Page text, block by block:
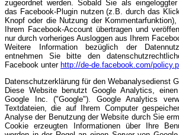
zugeordnet werden. Sobald Sie als
das Facebook-Plugin nutzen (z.B. durch das
Knopf oder die Nutzung der
Ihrem Facebook-Account übertragen und
nur durch vorheriges Ausloggen aus Ihrem
Weitere Information bezüglich der
entnehmen Sie bitte den
Facebook unter http://de-de.facebook.com/
Datenschutzerklärung für den Webanalysedienst
Diese Website benutzt Google Analytics,
Google Inc. ("Google"). Google Analytics
Textdateien, die auf Ihrem Computer
Analyse der Benutzung der Website durch Sie
Cookie erzeugten Informationen über Ihre